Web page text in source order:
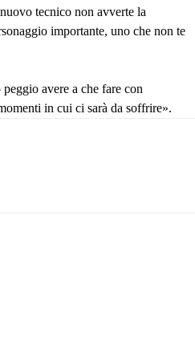
tecnico non avverte la
importante, uno che non te
avere a che fare con
in cui ci sarà da soffrire».